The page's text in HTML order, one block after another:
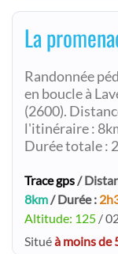
La
Randonnée
en boucle à
(2600).
l'itinéraire :
Durée totale :
Trace gps/
8km/ Durée :
Altitude: 125 /
Situéà moins de